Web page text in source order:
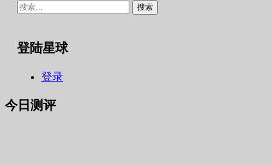
搜
登陆星球
登录
今日测评